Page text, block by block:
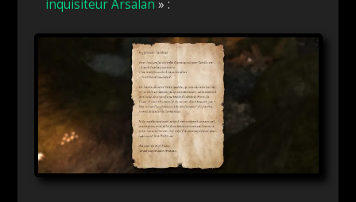
inquisiteur Arsalan » :